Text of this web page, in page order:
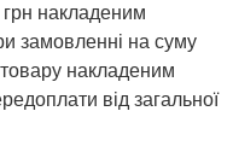
грн накладеним
замовленні на суму
накладеним
від загальної